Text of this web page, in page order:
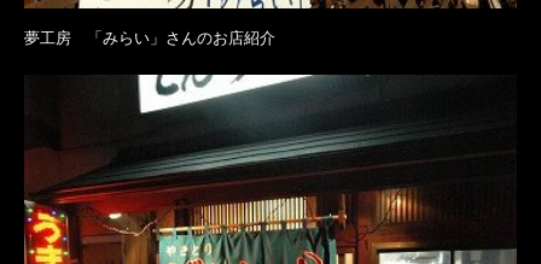
夢工房 「みらい」さんのお店紹介